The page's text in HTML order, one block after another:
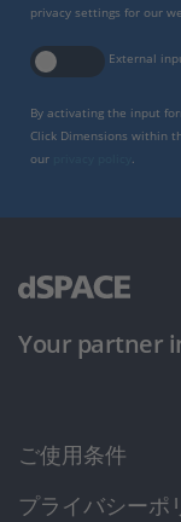
privacy settings for our
External
By activating the input
Click Dimensions within
our
Your partner
ご使用条件
プライバシーポ